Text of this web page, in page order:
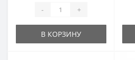
- +
В КОРЗИНУ